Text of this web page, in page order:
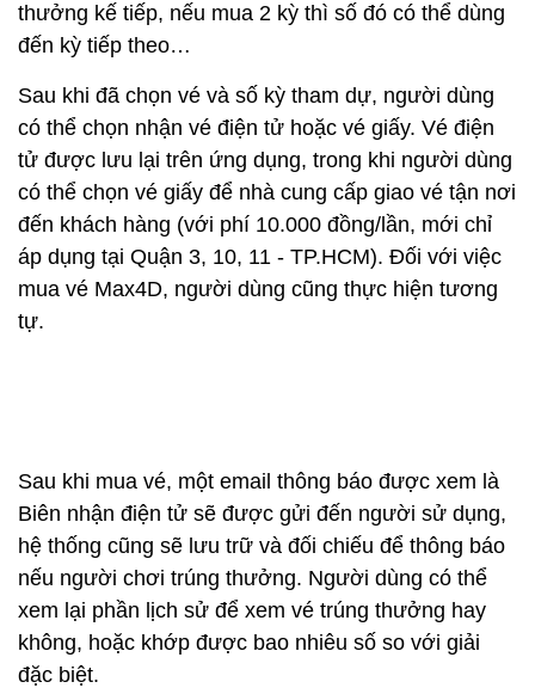
thưởng kế tiếp, nếu mua 2 kỳ thì số đó có thể dùng
đến kỳ tiếp theo…
Sau khi đã chọn vé và số kỳ tham dự, người dùng
có thể chọn nhận vé điện tử hoặc vé giấy. Vé điện
tử được lưu lại trên ứng dụng, trong khi người dùng
có thể chọn vé giấy để nhà cung cấp giao vé tận nơi
đến khách hàng (với phí 10.000 đồng/lần, mới chỉ
áp dụng tại Quận 3, 10, 11 - TP.HCM). Đối với việc
mua vé Max4D, người dùng cũng thực hiện tương
tự.
Sau khi mua vé, một email thông báo được xem là
Biên nhận điện tử sẽ được gửi đến người sử dụng,
hệ thống cũng sẽ lưu trữ và đối chiếu để thông báo
nếu người chơi trúng thưởng. Người dùng có thể
xem lại phần lịch sử để xem vé trúng thưởng hay
không, hoặc khớp được bao nhiêu số so với giải
đặc biệt.